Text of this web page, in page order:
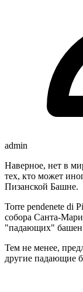
admin
Наверное, нет в
тех, кто может
Пизанской Башне.
Torre pendenete di
собора Санта-
"падающих" башен
Тем не менее,
другие падающие